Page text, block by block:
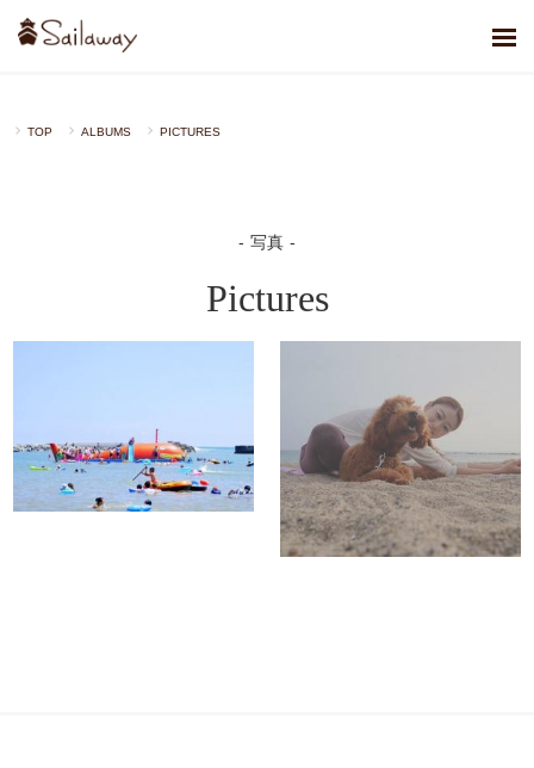
TOP ALBUMS PICTURES
写真
Pictures